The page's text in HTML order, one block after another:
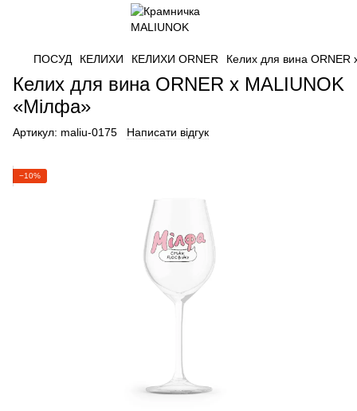
ПОСУД КЕЛИХИ КЕЛИХИ ORNER Келих для вина
Келих для вина ORNER х MALIUNOK
«Мілфа»
Артикул: maliu-0175 Написати відгук
−10%